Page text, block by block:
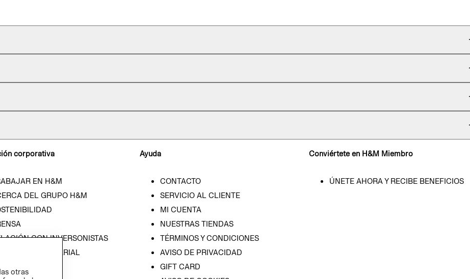
corporativa
EN H&M
DEL GRUPO H&M
CON INVERSONISTAS
EMPRESARIAL
Ayuda
CONTACTO
SERVICIO AL CLIENTE
MI CUENTA
NUESTRAS TIENDAS
TÉRMINOS Y CONDICIONES
AVISO DE PRIVACIDAD
GIFT CARD
Conviértete en H&M Miembro
ÚNETE AHORA Y RECIBE BENEFICIOS
otras